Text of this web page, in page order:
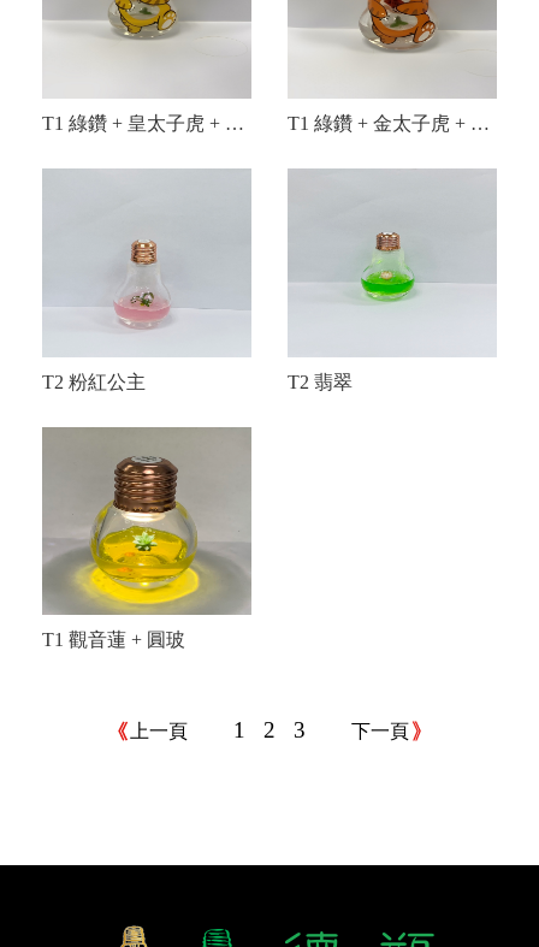
T1 綠鑽 + 皇太子虎 + 貼紙 T1 綠鑽 + 金太子虎 + 貼紙
T2 粉紅公主 T2 翡翠
T1 觀音蓮 + 圓玻
上一頁 1 2 3 下一頁